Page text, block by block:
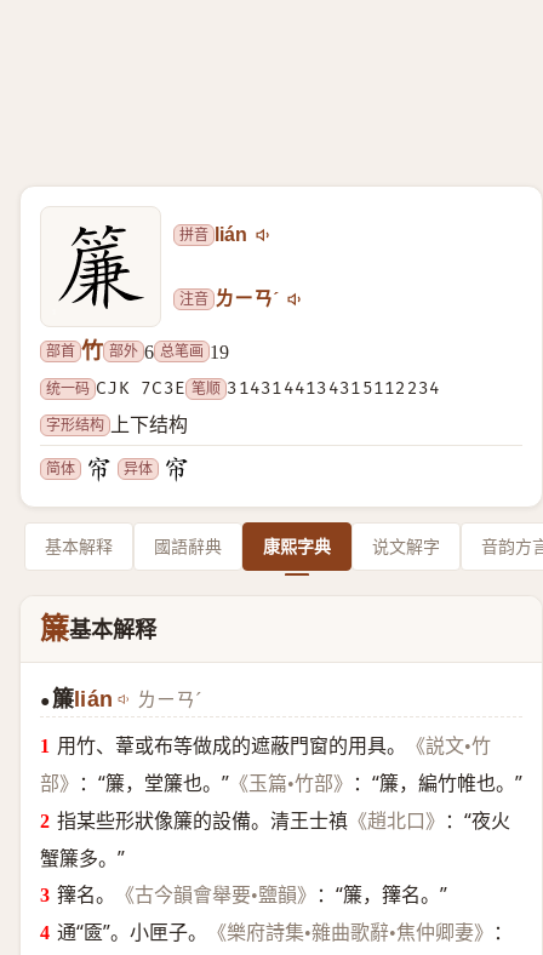
拼音 lián
注音 ㄌㄧㄢˊ
部首 竹 部外 6 总笔画 19
统一码 CJK 7C3E 笔顺 3143144134315112234
字形结构
上下结构
简体 异体
基本解释 國語辭典 康熙字典 说文解字 音韵方
簾基本解释
●簾 lián ㄌㄧㄢˊ
用竹、葦或布等做成的遮蔽門窗的用具。
《説文•竹
部》
：“簾，堂簾也。” 《玉篇•竹部》
：“簾，編竹帷也。”
指某些形狀像簾的設備。清王士禛《趙北口》
：“夜火
蟹簾多。”
籜名。
《古今韻會舉要•鹽韻》
：“簾，籜名。”
通“匳”。小匣子。
《樂府詩集•雜曲歌辭•焦仲卿妻》
：